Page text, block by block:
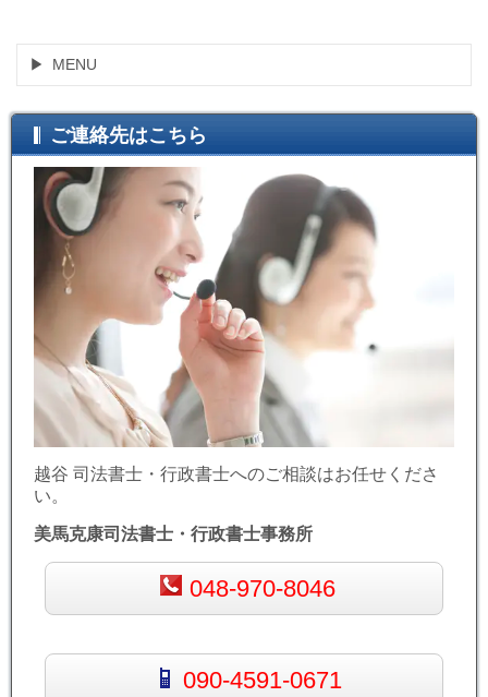
MENU
ご連絡先はこちら
越谷 司法書士・行政書士へのご相談はお任せくださ
い。
美馬克康司法書士・行政書士事務所
048-970-8046
090-4591-0671